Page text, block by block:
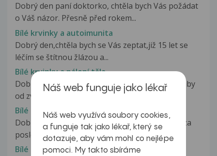
Dobrý den paní doktorko, chtěla bych Vás požádat
o Váš názor. Přesně před rokem...
Bílé krvinky a autoimunita
Dobrý den,chtěla bych se Vás zeptat,již 15 let se
léčím se štítnou žlázou a...
Bílé krvinky a pálení těla
Dobrý den, chtěl bych se zeptat, zda je možné aby
od zvýšeného počtu bílých...
Bílé krvinky jako na houpačce
Dobrý den, chci se zeptat, léčím se s crohnem, za
poslední půl rok mi dělali...
Bílé krvinky v moči
Náš web funguje jako lékař
Náš web využívá soubory cookies,
a funguje tak jako lékař, který se
dotazuje, aby vám mohl co nejlépe
pomoci. My takto sbíráme